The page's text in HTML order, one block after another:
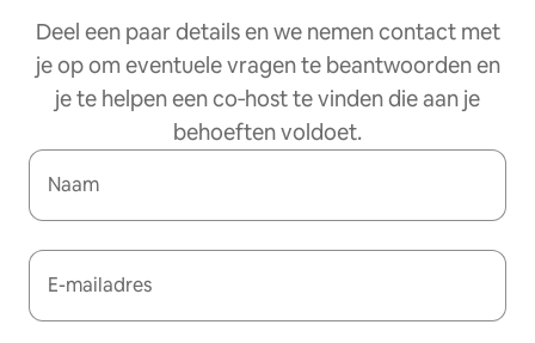
Deel een paar details en we nemen contact met
je op om eventuele vragen te beantwoorden en
je te helpen een co‑host te vinden die aan je
behoeften voldoet.
Naam
E-mailadres